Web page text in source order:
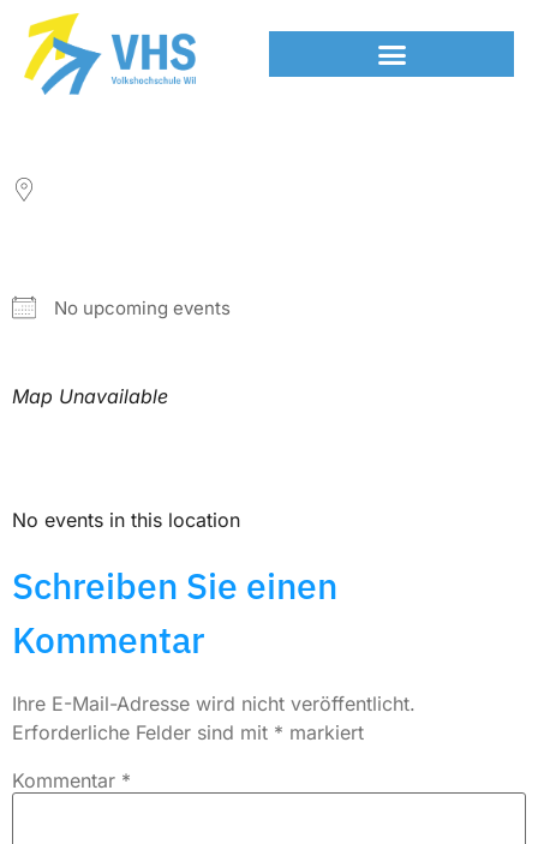
No upcoming events
Map Unavailable
No events in this location
Schreiben Sie einen
Kommentar
Ihre E-Mail-Adresse wird nicht veröffentlicht.
Erforderliche Felder sind mit * markiert
Kommentar *